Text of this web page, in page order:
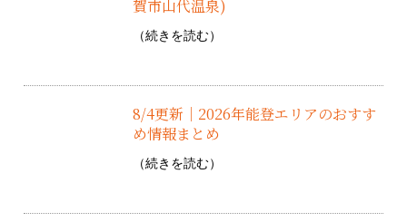
賀市山代温泉)
（続きを読む）
8/4更新｜2026年能登エリアのおすす
め情報まとめ
（続きを読む）